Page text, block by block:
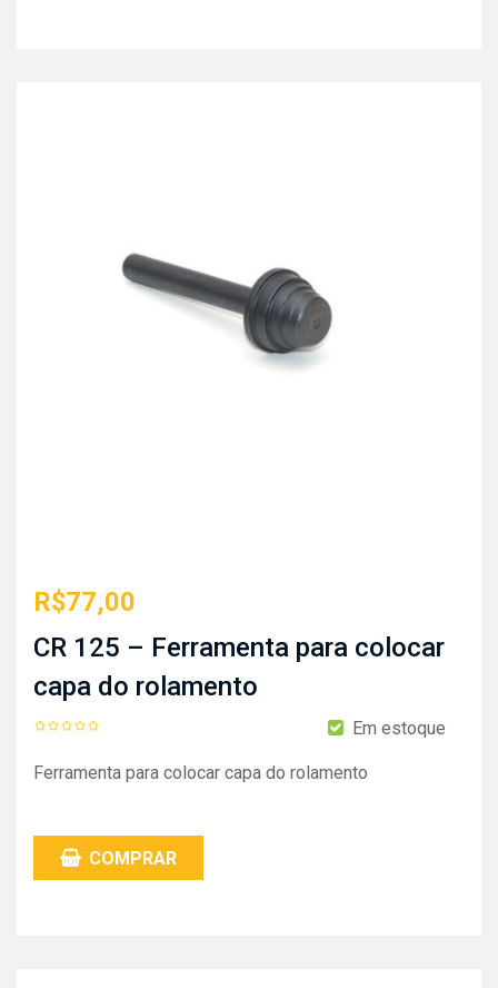
R$77,00
CR 125 – Ferramenta para colocar
capa do rolamento
Em estoque
Ferramenta para colocar capa do rolamento
COMPRAR